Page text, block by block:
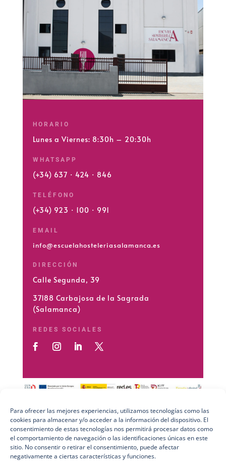
Para ofrecer las mejores experiencias, utilizamos tecnologías como las
cookies para almacenar y/o acceder a la información del dispositivo. El
consentimiento de estas tecnologías nos permitirá procesar datos como
el comportamiento de navegación o las identificaciones únicas en este
sitio. No consentir o retirar el consentimiento, puede afectar
negativamente a ciertas características y funciones.
HORARIO
Lunes a Viernes: 8:30h – 20:30h
WHATSAPP
(+34) 637 · 424 · 846
TELÉFONO
(+34) 923 · 100 · 991
EMAIL
info@escuelahosteleriasalamanca.es
DIRECCIÓN
Calle Segunda, 39
37188 Carbajosa de la Sagrada
(Salamanca)
REDES SOCIALES
Preguntas Frecuentes (FAQs)
Aviso Legal
Política de Privacidad